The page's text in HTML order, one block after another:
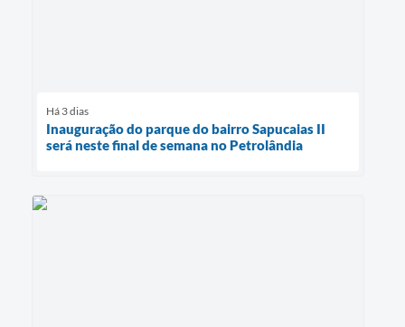
Há 3 dias
Inauguração do parque do bairro Sapucaias II
será neste final de semana no Petrolândia